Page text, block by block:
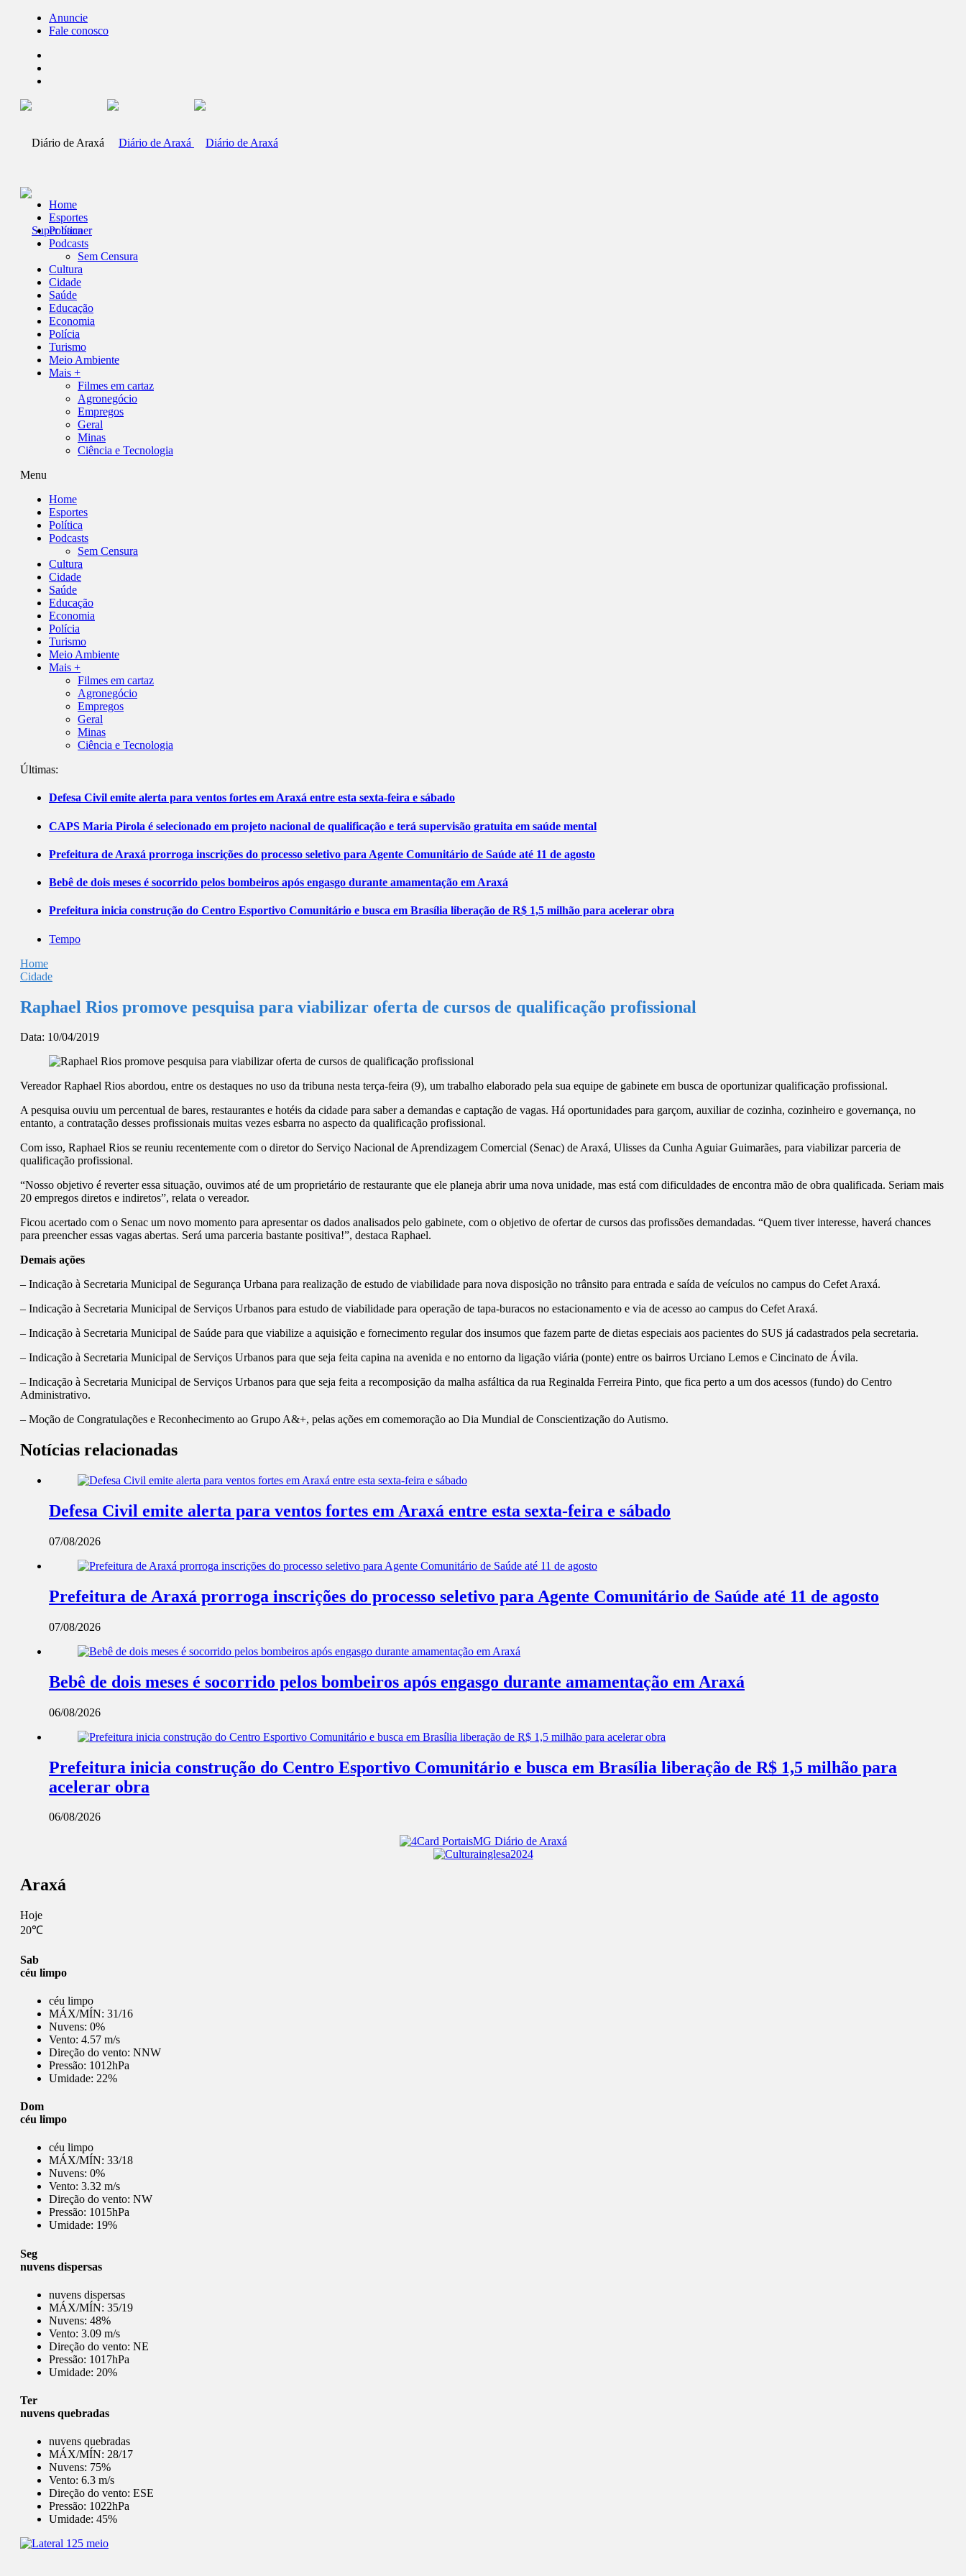
Anuncie
Fale conosco
Home
Esportes
Política
Podcasts
Sem Censura
Cultura
Cidade
Saúde
Educação
Economia
Polícia
Turismo
Meio Ambiente
Mais +
Filmes em cartaz
Agronegócio
Empregos
Geral
Minas
Ciência e Tecnologia
Menu
Home
Esportes
Política
Podcasts
Sem Censura
Cultura
Cidade
Saúde
Educação
Economia
Polícia
Turismo
Meio Ambiente
Mais +
Filmes em cartaz
Agronegócio
Empregos
Geral
Minas
Ciência e Tecnologia
Últimas:
Defesa Civil emite alerta para ventos fortes em Araxá entre esta sexta-feira e sábado
CAPS Maria Pirola é selecionado em projeto nacional de qualificação e terá supervisão gratuita em saúde mental
Prefeitura de Araxá prorroga inscrições do processo seletivo para Agente Comunitário de Saúde até 11 de agosto
Bebê de dois meses é socorrido pelos bombeiros após engasgo durante amamentação em Araxá
Prefeitura inicia construção do Centro Esportivo Comunitário e busca em Brasília liberação de R$ 1,5 milhão para acelerar obra
Tempo
Home
Cidade
Raphael Rios promove pesquisa para viabilizar oferta de cursos de qualificação profissional
Data: 10/04/2019
Vereador Raphael Rios abordou, entre os destaques no uso da tribuna nesta terça-feira (9), um trabalho elaborado pela sua equipe de gabinete em busca de oportunizar qualificação profissional.
A pesquisa ouviu um percentual de bares, restaurantes e hotéis da cidade para saber a demandas e captação de vagas. Há oportunidades para garçom, auxiliar de cozinha, cozinheiro e governança, no
entanto, a contratação desses profissionais muitas vezes esbarra no aspecto da qualificação profissional.
Com isso, Raphael Rios se reuniu recentemente com o diretor do Serviço Nacional de Aprendizagem Comercial (Senac) de Araxá, Ulisses da Cunha Aguiar Guimarães, para viabilizar parceria de
qualificação profissional.
“Nosso objetivo é reverter essa situação, ouvimos até de um proprietário de restaurante que ele planeja abrir uma nova unidade, mas está com dificuldades de encontra mão de obra qualificada. Seriam mais
20 empregos diretos e indiretos”, relata o vereador.
Ficou acertado com o Senac um novo momento para apresentar os dados analisados pelo gabinete, com o objetivo de ofertar de cursos das profissões demandadas. “Quem tiver interesse, haverá chances
para preencher essas vagas abertas. Será uma parceria bastante positiva!”, destaca Raphael.
Demais ações
– Indicação à Secretaria Municipal de Segurança Urbana para realização de estudo de viabilidade para nova disposição no trânsito para entrada e saída de veículos no campus do Cefet Araxá.
– Indicação à Secretaria Municipal de Serviços Urbanos para estudo de viabilidade para operação de tapa-buracos no estacionamento e via de acesso ao campus do Cefet Araxá.
– Indicação à Secretaria Municipal de Saúde para que viabilize a aquisição e fornecimento regular dos insumos que fazem parte de dietas especiais aos pacientes do SUS já cadastrados pela secretaria.
– Indicação à Secretaria Municipal de Serviços Urbanos para que seja feita capina na avenida e no entorno da ligação viária (ponte) entre os bairros Urciano Lemos e Cincinato de Ávila.
– Indicação à Secretaria Municipal de Serviços Urbanos para que seja feita a recomposição da malha asfáltica da rua Reginalda Ferreira Pinto, que fica perto a um dos acessos (fundo) do Centro
Administrativo.
– Moção de Congratulações e Reconhecimento ao Grupo A&+, pelas ações em comemoração ao Dia Mundial de Conscientização do Autismo.
Notícias relacionadas
Defesa Civil emite alerta para ventos fortes em Araxá entre esta sexta-feira e sábado
07/08/2026
Prefeitura de Araxá prorroga inscrições do processo seletivo para Agente Comunitário de Saúde até 11 de agosto
07/08/2026
Bebê de dois meses é socorrido pelos bombeiros após engasgo durante amamentação em Araxá
06/08/2026
Prefeitura inicia construção do Centro Esportivo Comunitário e busca em Brasília liberação de R$ 1,5 milhão para
acelerar obra
06/08/2026
Araxá
Hoje
20℃
Sab
céu limpo
céu limpo
MÁX/MÍN: 31/16
Nuvens: 0%
Vento: 4.57 m/s
Direção do vento: NNW
Pressão: 1012hPa
Umidade: 22%
Dom
céu limpo
céu limpo
MÁX/MÍN: 33/18
Nuvens: 0%
Vento: 3.32 m/s
Direção do vento: NW
Pressão: 1015hPa
Umidade: 19%
Seg
nuvens dispersas
nuvens dispersas
MÁX/MÍN: 35/19
Nuvens: 48%
Vento: 3.09 m/s
Direção do vento: NE
Pressão: 1017hPa
Umidade: 20%
Ter
nuvens quebradas
nuvens quebradas
MÁX/MÍN: 28/17
Nuvens: 75%
Vento: 6.3 m/s
Direção do vento: ESE
Pressão: 1022hPa
Umidade: 45%